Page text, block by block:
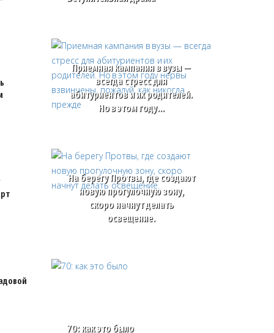
Приемная кампания в вузы —
всегда стресс для
абитуриентов и их родителей.
Но в этом году…
На берегу Протвы, где создают
новую прогулочную зону,
скоро начнут делать
освещение.
70: как это было